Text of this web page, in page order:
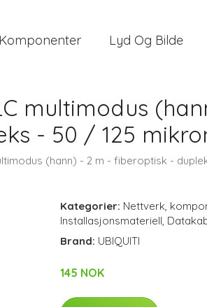
Komponenter Lyd Og Bilde
multimodus
- 50 / 125
(hann) - 2 m - fiberoptisk -
Kategorier: Nettverk,
Installasjonsmateriell,
Brand: UBIQUITI
145 NOK